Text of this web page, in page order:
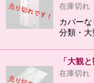
在庫切れ
カバー
分類・大
「大観
在庫切れ